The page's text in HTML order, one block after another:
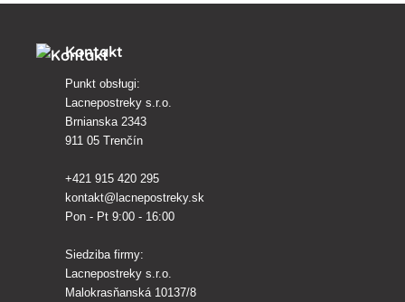
Kontakt
Punkt obsługi:
Lacnepostreky s.r.o.
Brnianska 2343
911 05 Trenčín
+421 915 420 295
kontakt@lacnepostreky.sk
Pon - Pt 9:00 - 16:00
Siedziba firmy:
Lacnepostreky s.r.o.
Malokrasňanská 10137/8